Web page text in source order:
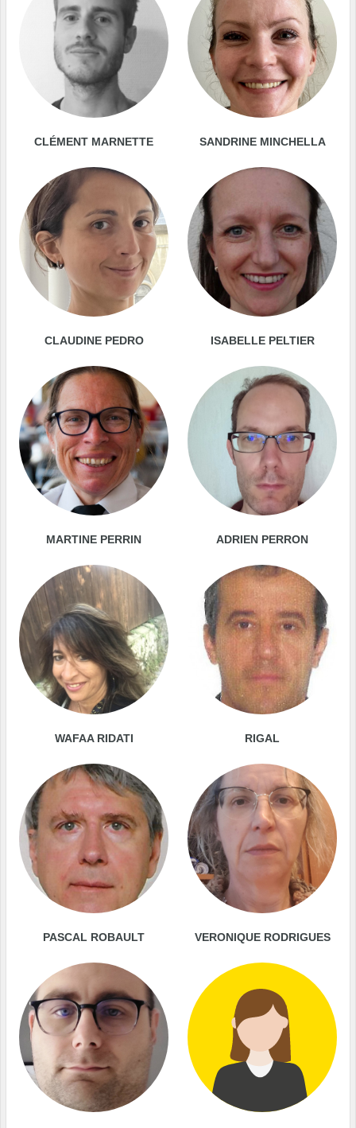
CLÉMENT MARNETTE SANDRINE MINCHELLA
CLAUDINE PEDRO ISABELLE PELTIER
MARTINE PERRIN ADRIEN PERRON
WAFAA RIDATI RIGAL
PASCAL ROBAULT VERONIQUE RODRIGUES